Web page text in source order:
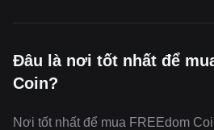
Đâu là nơi tốt nhất để
Coin?
Nơi tốt nhất để mua FREEdom